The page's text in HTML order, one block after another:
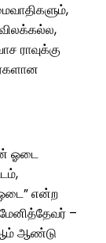
ராவுக்கு
ஓடை
என்ற
–
ஆம் ஆண்டு